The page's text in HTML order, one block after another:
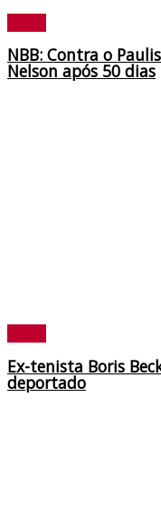
NBB: Contra o
Nelson após 50 dias
Ex-tenista Boris
deportado